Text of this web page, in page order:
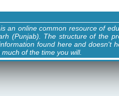
an online common resource of
(Punjab). The structure of the
found here and doesn't
much of the time you will.